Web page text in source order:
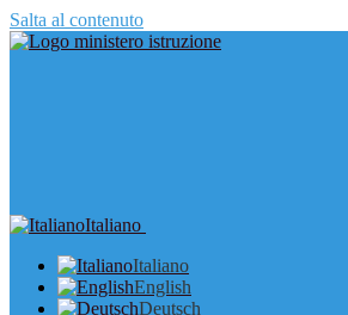
Salta al contenuto
Italiano
Italiano
English
Deutsch